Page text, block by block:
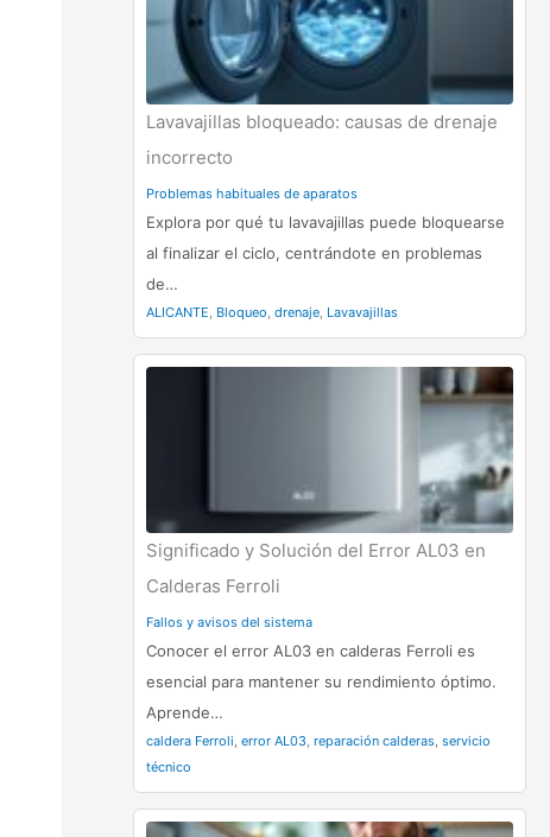
Lavavajillas bloqueado: causas de drenaje
incorrecto
Problemas habituales de aparatos
Explora por qué tu lavavajillas puede bloquearse
al finalizar el ciclo, centrándote en problemas
de…
ALICANTE, Bloqueo, drenaje, Lavavajillas
Significado y Solución del Error AL03 en
Calderas Ferroli
Fallos y avisos del sistema
Conocer el error AL03 en calderas Ferroli es
esencial para mantener su rendimiento óptimo.
Aprende…
caldera Ferroli, error AL03, reparación calderas, servicio
técnico